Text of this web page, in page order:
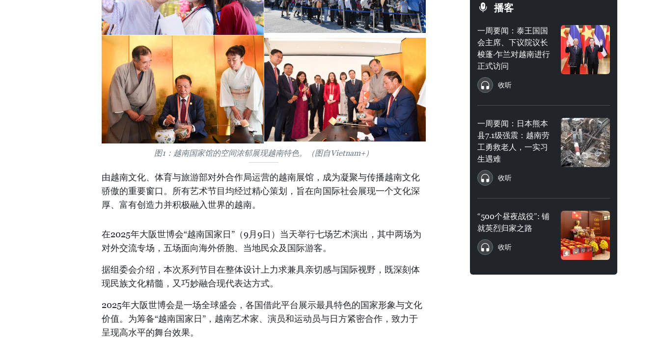
图1：越南国家馆的空间浓郁展现越南特色。（图自Vietnam+）
由越南文化、体育与旅游部对外合作局运营的越南展馆，成为凝聚与传播越南文化
骄傲的重要窗口。所有艺术节目均经过精心策划，旨在向国际社会展现一个文化深
厚、富有创造力并积极融入世界的越南。
​在2025年大阪世博会“越南国家日”（9月9日）当天举行七场艺术演出，其中两场为
对外交流专场，五场面向海外侨胞、当地民众及国际游客。
​据组委会介绍，本次系列节目在整体设计上力求兼具亲切感与国际视野，既深刻体
现民族文化精髓，又巧妙融合现代表达方式。
2025年大阪世博会是一场全球盛会，各国借此平台展示最具特色的国家形象与文化
价值。为筹备“越南国家日”，越南艺术家、演员和运动员与日方紧密合作，致力于
呈现高水平的舞台效果。
播客
一周要闻：泰王国国
会主席、下议院议长
梭蓬·乍兰对越南进行
正式访问
收听
一周要闻：日本熊本
县7.1级强震：越南劳
工勇救老人，一实习
生遇难
收听
“500个昼夜战役”: 铺
就英烈归家之路
收听